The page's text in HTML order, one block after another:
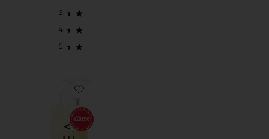
Favorite Undaria Algae Body Wash